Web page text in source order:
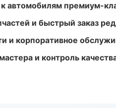
автомобилям премиум-
и быстрый заказ
и корпоративное
и контроль